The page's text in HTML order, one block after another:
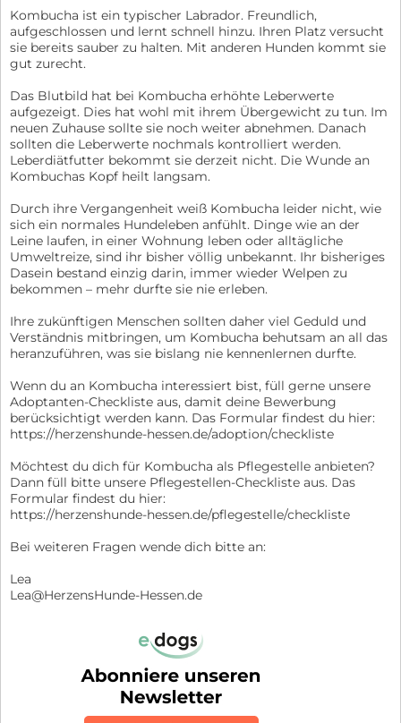
Kombucha ist ein typischer Labrador. Freundlich,
aufgeschlossen und lernt schnell hinzu. Ihren Platz versucht
sie bereits sauber zu halten. Mit anderen Hunden kommt sie
gut zurecht.
Das Blutbild hat bei Kombucha erhöhte Leberwerte
aufgezeigt. Dies hat wohl mit ihrem Übergewicht zu tun. Im
neuen Zuhause sollte sie noch weiter abnehmen. Danach
sollten die Leberwerte nochmals kontrolliert werden.
Leberdiätfutter bekommt sie derzeit nicht. Die Wunde an
Kombuchas Kopf heilt langsam.
Durch ihre Vergangenheit weiß Kombucha leider nicht, wie
sich ein normales Hundeleben anfühlt. Dinge wie an der
Leine laufen, in einer Wohnung leben oder alltägliche
Umweltreize, sind ihr bisher völlig unbekannt. Ihr bisheriges
Dasein bestand einzig darin, immer wieder Welpen zu
bekommen – mehr durfte sie nie erleben.
Ihre zukünftigen Menschen sollten daher viel Geduld und
Verständnis mitbringen, um Kombucha behutsam an all das
heranzuführen, was sie bislang nie kennenlernen durfte.
Wenn du an Kombucha interessiert bist, füll gerne unsere
Adoptanten-Checkliste aus, damit deine Bewerbung
berücksichtigt werden kann. Das Formular findest du hier:
https://herzenshunde-hessen.de/adoption/checkliste
Möchtest du dich für Kombucha als Pflegestelle anbieten?
Dann füll bitte unsere Pflegestellen-Checkliste aus. Das
Formular findest du hier:
https://herzenshunde-hessen.de/pflegestelle/checkliste
Bei weiteren Fragen wende dich bitte an:
Lea
Lea@HerzensHunde-Hessen.de